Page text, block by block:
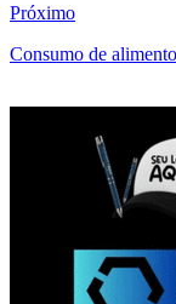
Próximo
Consumo de